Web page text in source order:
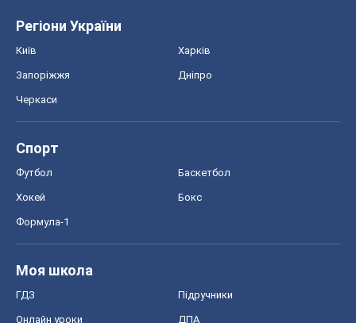
Регіони України
Київ Харків
Запоріжжя Дніпро
Черкаси
Спорт
Футбол Баскетбол
Хокей Бокс
Формула-1
Моя школа
ГДЗ Підручники
Онлайн уроки ДПА